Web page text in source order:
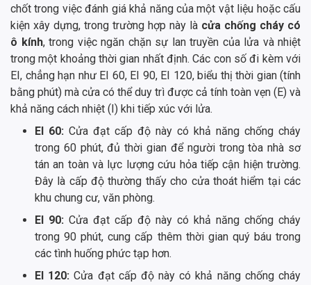
chốt trong việc đánh giá khả năng của một vật liệu hoặc cấu
kiện xây dựng, trong trường hợp này là cửa chống cháy có
ô kính, trong việc ngăn chặn sự lan truyền của lửa và nhiệt
trong một khoảng thời gian nhất định. Các con số đi kèm với
EI, chẳng hạn như EI 60, EI 90, EI 120, biểu thị thời gian (tính
bằng phút) mà cửa có thể duy trì được cả tính toàn vẹn (E) và
khả năng cách nhiệt (I) khi tiếp xúc với lửa.
EI 60: Cửa đạt cấp độ này có khả năng chống cháy
trong 60 phút, đủ thời gian để người trong tòa nhà sơ
tán an toàn và lực lượng cứu hỏa tiếp cận hiện trường.
Đây là cấp độ thường thấy cho cửa thoát hiểm tại các
khu chung cư, văn phòng.
EI 90: Cửa đạt cấp độ này có khả năng chống cháy
trong 90 phút, cung cấp thêm thời gian quý báu trong
các tình huống phức tạp hơn.
EI 120: Cửa đạt cấp độ này có khả năng chống cháy